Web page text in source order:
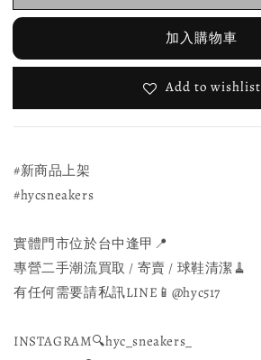
加入購物車
Add to wishlist
#新商品上架
#hycsneakers
實體門市位於台中逢甲📍
專營二手潮流買取 / 寄賣 / 球鞋清潔🧹
有任何需要請私訊LINE📱@hyc517
INSTAGRAM🔍hyc_sneakers_